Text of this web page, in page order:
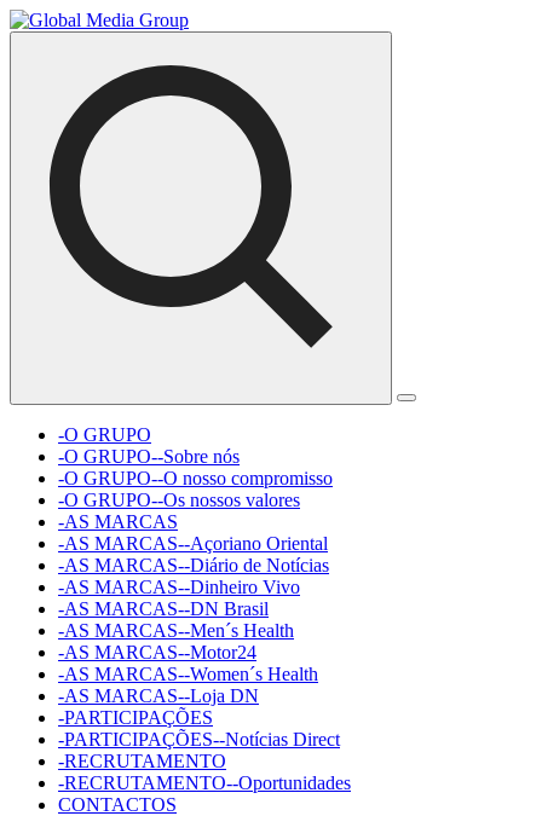
-O GRUPO
-O GRUPO--Sobre nós
-O GRUPO--O nosso compromisso
-O GRUPO--Os nossos valores
-AS MARCAS
-AS MARCAS--Açoriano Oriental
-AS MARCAS--Diário de Notícias
-AS MARCAS--Dinheiro Vivo
-AS MARCAS--DN Brasil
-AS MARCAS--Men´s Health
-AS MARCAS--Motor24
-AS MARCAS--Women´s Health
-AS MARCAS--Loja DN
-PARTICIPAÇÕES
-PARTICIPAÇÕES--Notícias Direct
-RECRUTAMENTO
-RECRUTAMENTO--Oportunidades
CONTACTOS